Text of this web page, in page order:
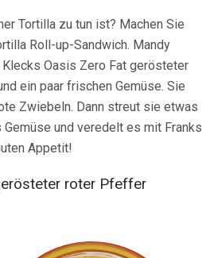
Tortilla zu tun ist? Machen Sie
Roll-up-Sandwich. Mandy
Oasis Zero Fat gerösteter
ein paar frischen Gemüse. Sie
Zwiebeln. Dann streut sie etwas
und veredelt es mit Franks
Appetit!
roter Pfeffer